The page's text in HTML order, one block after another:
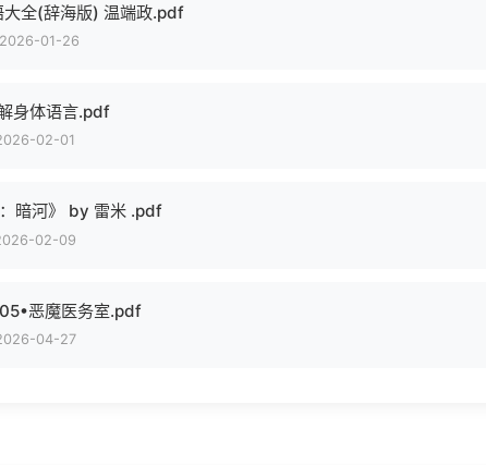
大全(辞海版) 温端政.pdf
2026-01-26
身体语言.pdf
02-01
：暗河》 by 雷米 .pdf
02-09
恶魔医务室.pdf
04-27